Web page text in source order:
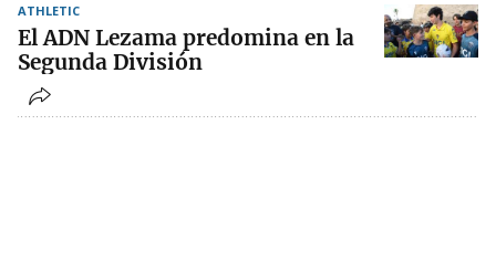
ATHLETIC
El ADN Lezama predomina en la
Segunda División